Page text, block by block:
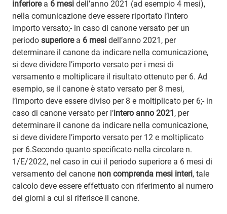
inferiorea 6 mesi dell’anno 2021 (ad esempio 4 mesi),
nella comunicazione deve essere riportato l’intero
importo versato;- in caso di canone versato per un
periodo superiorea 6 mesi dell’anno 2021, per
determinare il canone da indicare nella comunicazione,
si deve dividere l’importo versato per i mesi di
versamento e moltiplicare il risultato ottenuto per 6. Ad
esempio, se il canone è stato versato per 8 mesi,
l’importo deve essere diviso per 8 e moltiplicato per 6;- in
caso di canone versato per l’intero anno 2021 , per
determinare il canone da indicare nella comunicazione,
si deve dividere l’importo versato per 12 e moltiplicato
per 6.Secondo quanto specificato nella circolare n.
1/E/2022, nel caso in cui il periodo superiore a 6 mesi di
versamento del canone non comprenda mesi interi, tale
calcolo deve essere effettuato con riferimento al numero
dei giorni a cui si riferisce il canone.